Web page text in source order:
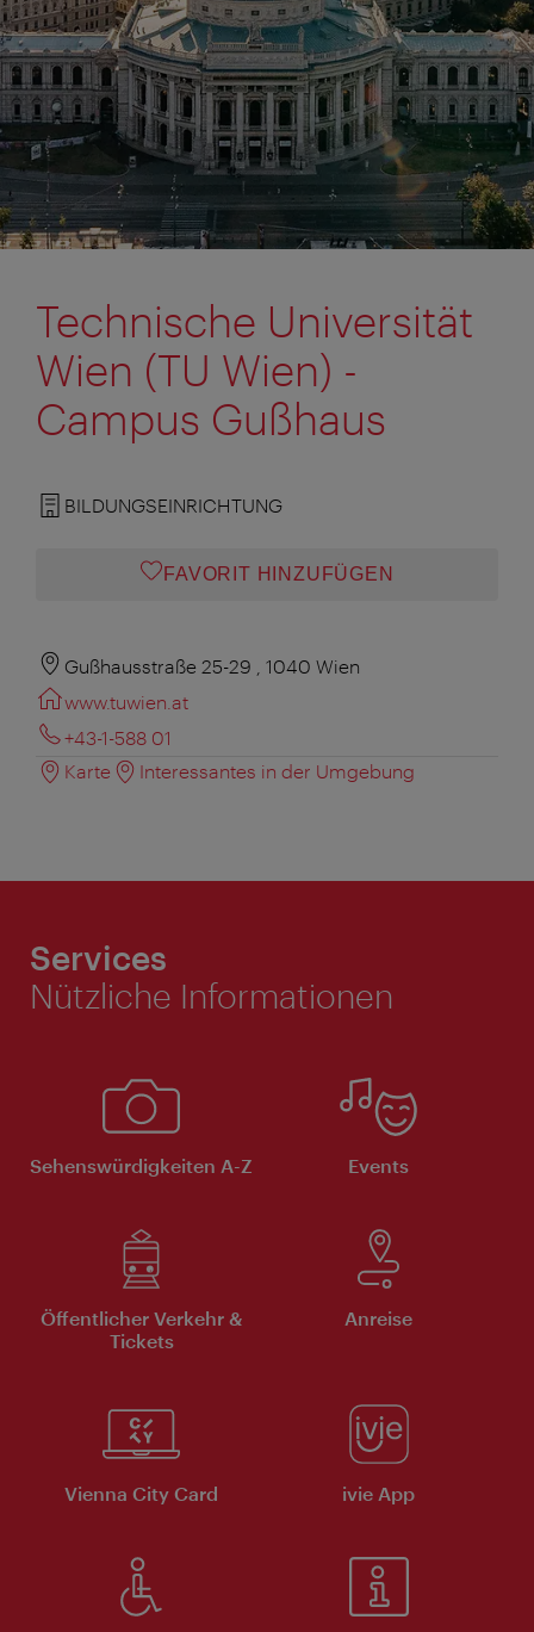
Technische Universität
Wien (TU Wien) -
Campus Gußhaus
BILDUNGSEINRICHTUNG
FAVORIT HINZUFÜGEN
Gußhausstraße 25-29 , 1040 Wien
www.tuwien.at
+43-1-588 01
Karte
Interessantes in der Umgebung
Services
Nützliche Informationen
Sehenswürdigkeiten A-Z Events
Öffentlicher Verkehr &
Tickets
Anreise
Vienna City Card ivie App